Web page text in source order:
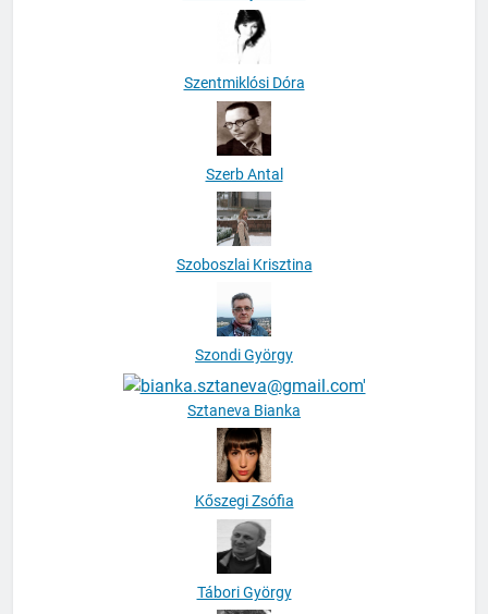
Szentmiklósi Dóra
Szerb Antal
Szoboszlai Krisztina
Szondi György
Kőszegi Zsófia
Tábori György